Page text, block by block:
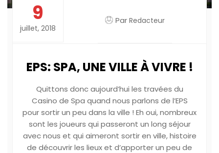
9
juillet, 2018
Par Redacteur
EPS: SPA, UNE VILLE À VIVRE !
Quittons donc aujourd’hui les travées du
Casino de Spa quand nous parlons de l’EPS
pour sortir un peu dans la ville ! Eh oui, nombreux
sont les joueurs qui passeront un long séjour
avec nous et qui aimeront sortir en ville, histoire
de découvrir les lieux et d’apporter un peu de